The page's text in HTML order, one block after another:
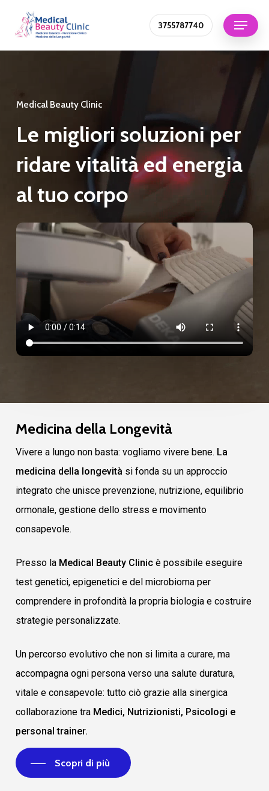
3755787740
Menu
Medical Beauty Clinic
Le migliori soluzioni per
ridare vitalitàedenergia
altuo corpo
Medicina della Longevità
Vivere a lungo non basta: vogliamo vivere bene. La
medicina della longevità si fonda su un approccio
integrato che unisce prevenzione, nutrizione, equilibrio
ormonale, gestione dello stress e movimento
consapevole.
Presso la Medical Beauty Clinicè possibile eseguire
test genetici, epigenetici e del microbioma per
comprendere in profondità la propria biologia e costruire
strategie personalizzate.
Un percorso evolutivo che non si limita a curare, ma
accompagna ogni persona verso una salute duratura,
vitale e consapevole: tutto ciò grazie alla sinergica
collaborazione tra Medici, Nutrizionisti, Psicologi e
personal trainer.
Scopri di più
Close